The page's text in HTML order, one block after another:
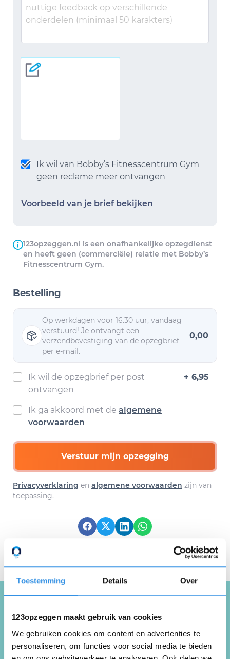
Toestemming Details Over
123opzeggen maakt gebruik van cookies
We gebruiken cookies om content en advertenties te
personaliseren, om functies voor social media te bieden
Ik wil van Bobby’s Fitnesscentrum Gym
geen reclame meer ontvangen
Voorbeeld van je brief bekijken
123opzeggen.nl is een onafhankelijke opzegdienst
en heeft geen (commerciële) relatie met Bobby’s
Fitnesscentrum Gym.
Bestelling
Op werkdagen voor 16.30 uur, vandaag
verstuurd! Je ontvangt een
verzendbevestiging van de opzegbrief
per e-mail.
0,00
Ik wil de opzegbrief per post
ontvangen
+ 6,95
Ik ga akkoord met dealgemene
voorwaarden
Verstuur mijn opzegging
Privacyverklaring en algemene voorwaarden zijn van
toepassing.
Schrijf een review over
Bobby’s Fitnesscentrum
Gym